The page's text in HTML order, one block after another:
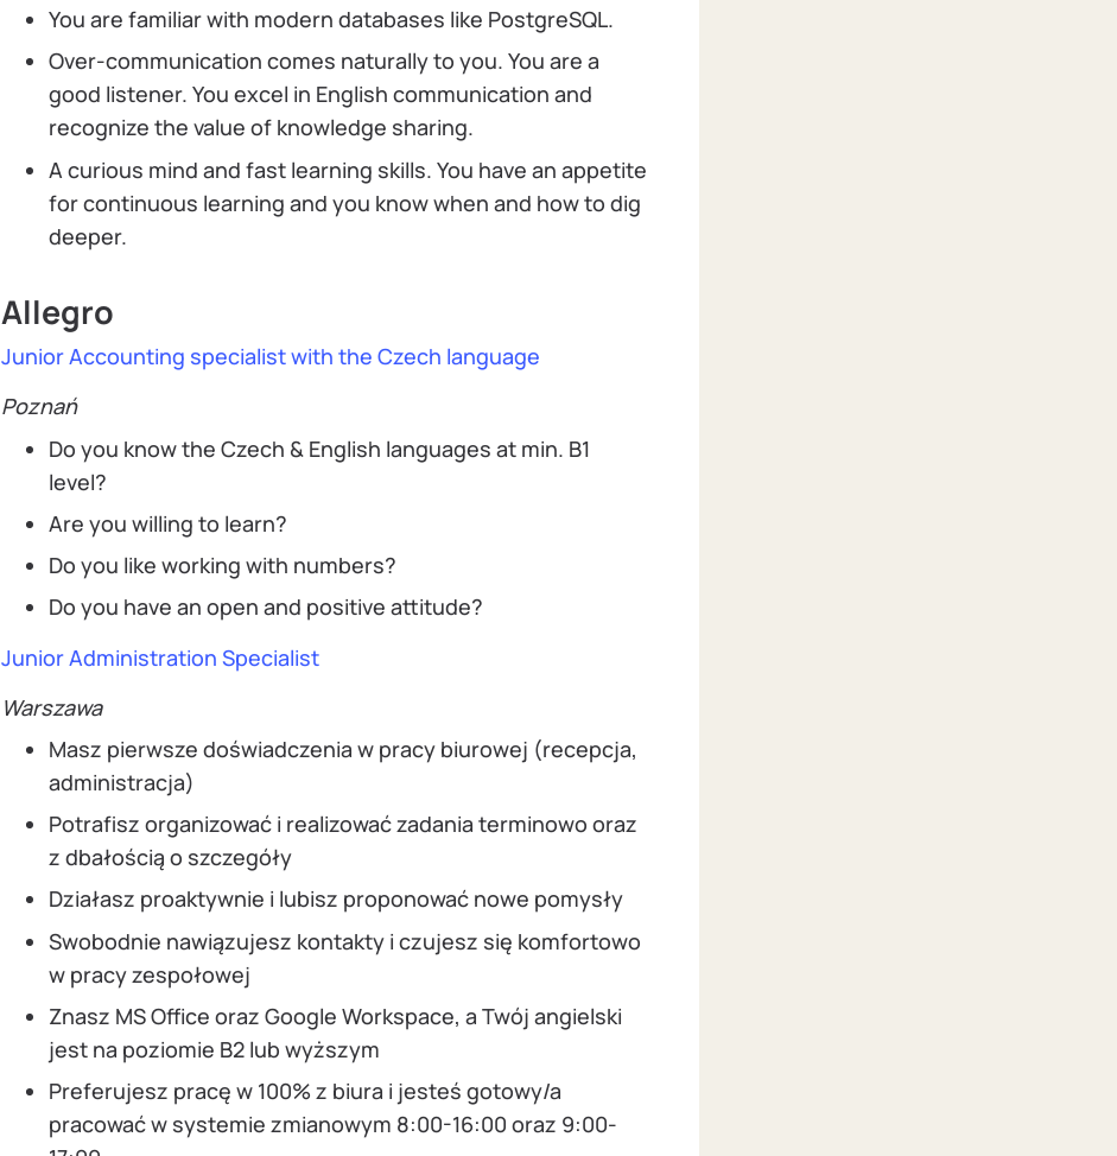
You are familiar with modern databases like PostgreSQL.
Over-communication comes naturally to you. You are a
good listener. You excel in English communication and
recognize the value of knowledge sharing.
A curious mind and fast learning skills. You have an appetite
for continuous learning and you know when and how to dig
deeper.
Allegro
Junior Accounting specialist with the Czech language
Poznań
Do you know the Czech & English languages at min. B1
level?
Are you willing to learn?
Do you like working with numbers?
Do you have an open and positive attitude?
Junior Administration Specialist
Warszawa
Masz pierwsze doświadczenia w pracy biurowej (recepcja,
administracja)
Potrafisz organizować i realizować zadania terminowo oraz
z dbałością o szczegóły
Działasz proaktywnie i lubisz proponować nowe pomysły
Swobodnie nawiązujesz kontakty i czujesz się komfortowo
w pracy zespołowej
Znasz MS Office oraz Google Workspace, a Twój angielski
jest na poziomie B2 lub wyższym
Preferujesz pracę w 100% z biura i jesteś gotowy/a
pracować w systemie zmianowym 8:00-16:00 oraz 9:00-